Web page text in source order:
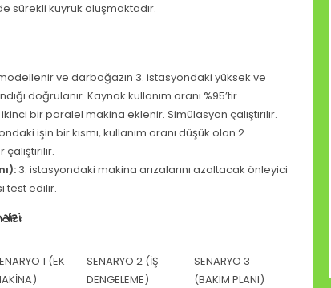
sürekli kuyruk oluşmaktadır.
ve darboğazın 3. istasyondaki yüksek ve
doğrulanır. Kaynak kullanım oranı %95’tir.
bir paralel makina eklenir. Simülasyon çalıştırılır.
işin bir kısmı, kullanım oranı düşük olan 2.
3. istasyondaki makina arızalarını azaltacak önleyici
test edilir.
1 (EK
SENARYO 2 (İŞ
DENGELEME)
SENARYO 3
(BAKIM PLANI)